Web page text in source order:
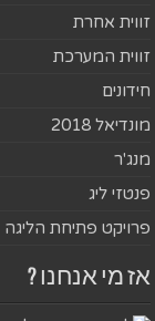
זווית אחרת
זווית המערכת
חידונים
מונדיאל 2018
מנג'ר
פנטזי ליג
פרויקט פתיחת
אז מי אנחנו ?